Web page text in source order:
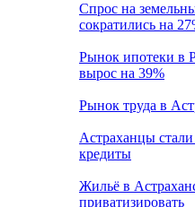
Спрос на
сократились на
Рынок ипотеки в
вырос на 39%
Рынок труда в
Астраханцы
кредиты
Жильё в
приватизировать